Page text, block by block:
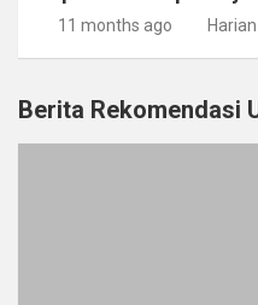
11 months ago
Berita Rekomendasi